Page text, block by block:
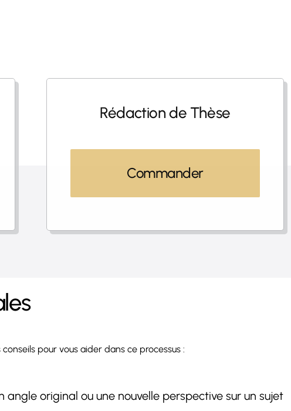
Rédaction de Thèse
Commander
pour vous aider dans ce processus :
angle original ou une nouvelle perspective sur un sujet